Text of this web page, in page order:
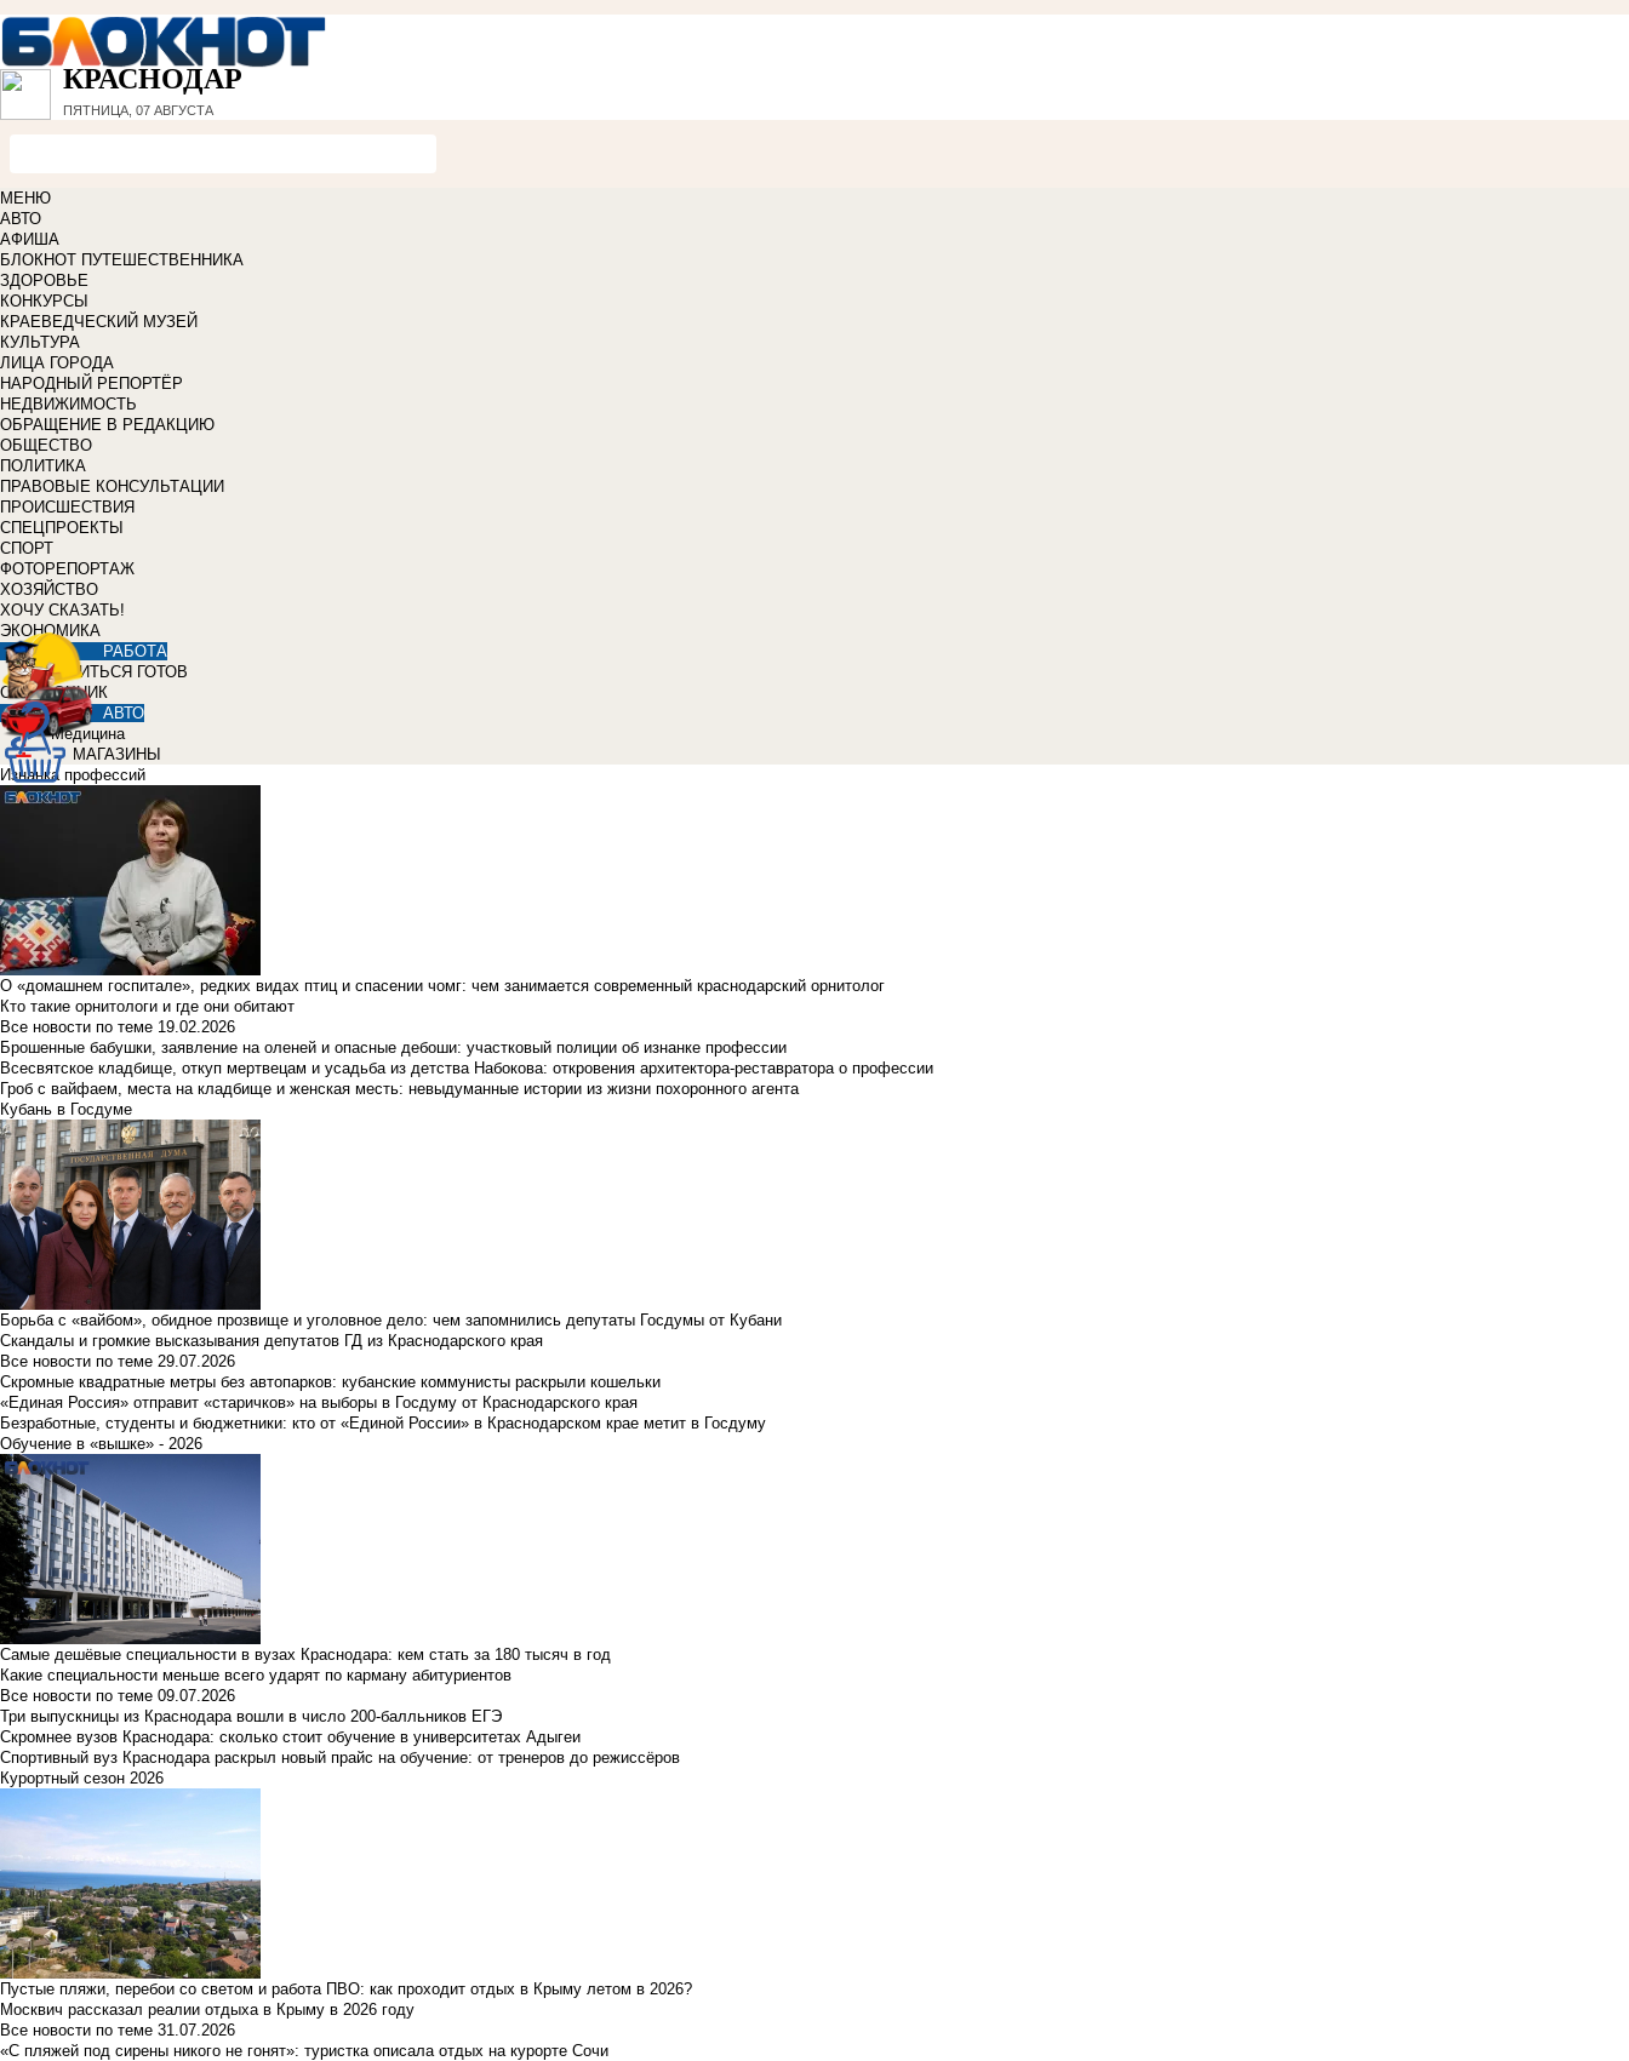
КРАСНОДАР
ПЯТНИЦА, 07 АВГУСТА
МЕНЮ
АВТО
АФИША
БЛОКНОТ ПУТЕШЕСТВЕННИКА
ЗДОРОВЬЕ
КОНКУРСЫ
КРАЕВЕДЧЕСКИЙ МУЗЕЙ
КУЛЬТУРА
ЛИЦА ГОРОДА
НАРОДНЫЙ РЕПОРТЁР
НЕДВИЖИМОСТЬ
ОБРАЩЕНИЕ В РЕДАКЦИЮ
ОБЩЕСТВО
ПОЛИТИКА
ПРАВОВЫЕ КОНСУЛЬТАЦИИ
ПРОИСШЕСТВИЯ
СПЕЦПРОЕКТЫ
СПОРТ
ФОТОРЕПОРТАЖ
ХОЗЯЙСТВО
ХОЧУ СКАЗАТЬ!
ЭКОНОМИКА
РАБОТА
УЧИТЬСЯ ГОТОВ
СПРАВОЧНИК
АВТО
Медицина
МАГАЗИНЫ
Изнанка профессий
О «домашнем госпитале», редких видах птиц и спасении чомг: чем занимается современный краснодарский орнитолог
Кто такие орнитологи и где они обитают
Все новости по теме 19.02.2026
Брошенные бабушки, заявление на оленей и опасные дебоши: участковый полиции об изнанке профессии
Всесвятское кладбище, откуп мертвецам и усадьба из детства Набокова: откровения архитектора-реставратора о профессии
Гроб с вайфаем, места на кладбище и женская месть: невыдуманные истории из жизни похоронного агента
Кубань в Госдуме
Борьба с «вайбом», обидное прозвище и уголовное дело: чем запомнились депутаты Госдумы от Кубани
Скандалы и громкие высказывания депутатов ГД из Краснодарского края
Все новости по теме 29.07.2026
Скромные квадратные метры без автопарков: кубанские коммунисты раскрыли кошельки
«Единая Россия» отправит «старичков» на выборы в Госдуму от Краснодарского края
Безработные, студенты и бюджетники: кто от «Единой России» в Краснодарском крае метит в Госдуму
Обучение в «вышке» - 2026
Самые дешёвые специальности в вузах Краснодара: кем стать за 180 тысяч в год
Какие специальности меньше всего ударят по карману абитуриентов
Все новости по теме 09.07.2026
Три выпускницы из Краснодара вошли в число 200-балльников ЕГЭ
Скромнее вузов Краснодара: сколько стоит обучение в университетах Адыгеи
Спортивный вуз Краснодара раскрыл новый прайс на обучение: от тренеров до режиссёров
Курортный сезон 2026
Пустые пляжи, перебои со светом и работа ПВО: как проходит отдых в Крыму летом в 2026?
Москвич рассказал реалии отдыха в Крыму в 2026 году
Все новости по теме 31.07.2026
«С пляжей под сирены никого не гонят»: туристка описала отдых на курорте Сочи